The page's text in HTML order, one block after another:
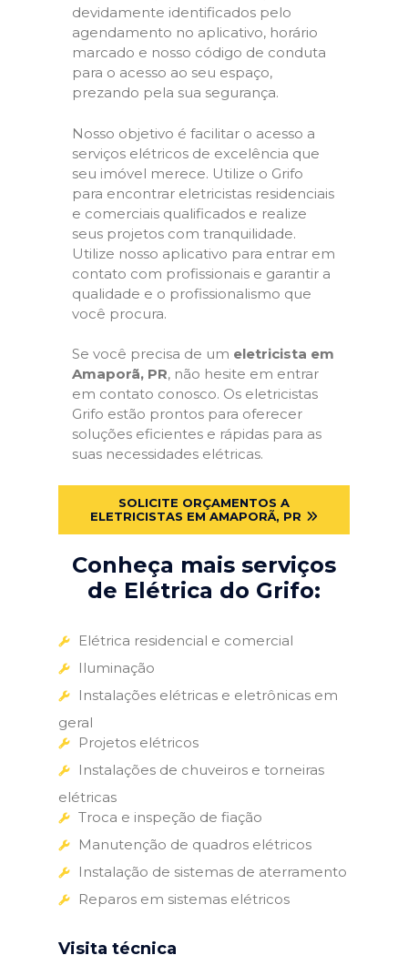
devidamente identificados pelo
agendamento no aplicativo, horário
marcado e nosso código de conduta
para o acesso ao seu espaço,
prezando pela sua segurança.
Nosso objetivo é facilitar o acesso a
serviços elétricos de excelência que
seu imóvel merece. Utilize o Grifo
para encontrar eletricistas residenciais
e comerciais qualificados e realize
seus projetos com tranquilidade.
Utilize nosso aplicativo para entrar em
contato com profissionais e garantir a
qualidade e o profissionalismo que
você procura.
Se você precisa de um eletricista em
Amaporã, PR, não hesite em entrar
em contato conosco. Os eletricistas
Grifo estão prontos para oferecer
soluções eficientes e rápidas para as
suas necessidades elétricas.
SOLICITE ORÇAMENTOS A
ELETRICISTAS EM AMAPORÃ, PR
Conheça mais serviços
de Elétrica do Grifo:
Elétrica residencial e comercial
Iluminação
Instalações elétricas e eletrônicas em
geral
Projetos elétricos
Instalações de chuveiros e torneiras
elétricas
Troca e inspeção de fiação
Manutenção de quadros elétricos
Instalação de sistemas de aterramento
Reparos em sistemas elétricos
Visita técnica